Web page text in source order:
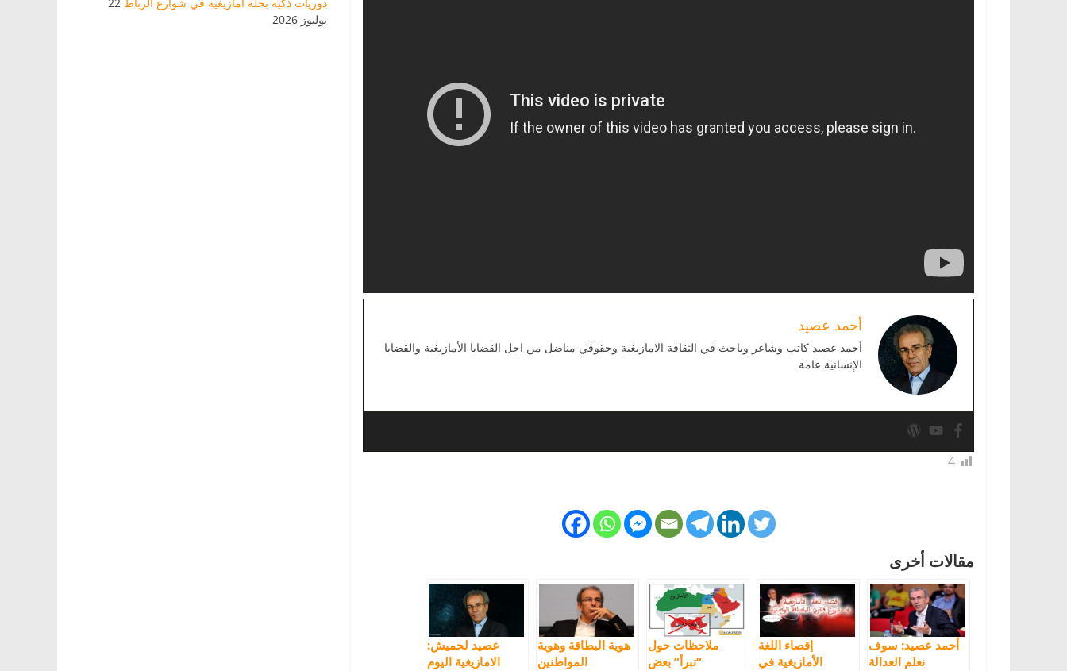
أحمد عصيد
أحمد عصيد كاتب وشاعر وباحث في الثقافة الامازيغية وحقوقي مناضل من اجل القضايا الأمازيغية والقضايا
الإنسانية عامة
4
مقالات أخرى
أحمد عصيد: سوف
نعلم العدالة
إقصاء اللغة
الأمازيغية في
ملاحظات حول
“تبرأ” بعض
هوية البطاقة وهوية
المواطنين
عصيد لحميش:
الامازيغية اليوم
يوليوز 2026